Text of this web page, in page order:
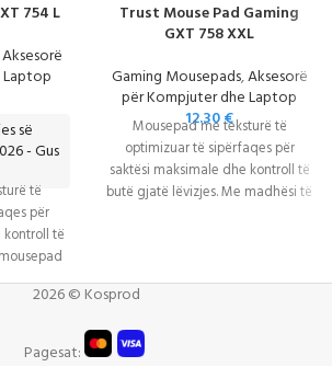
754 L
Aksesorë
së
- Gus
të
për
kontroll të
Trust Mouse Pad Gaming
GXT 758 XXL
Gaming Mousepads,Aksesorë
për Kompjuter dhe Laptop
12.30€
Mousepad me teksturë të
optimizuar të sipërfaqes për
saktësi maksimale dhe kontroll të
butë gjatë lëvizjes. Me madhësi të
2026 © Kosprod
Pagesat: